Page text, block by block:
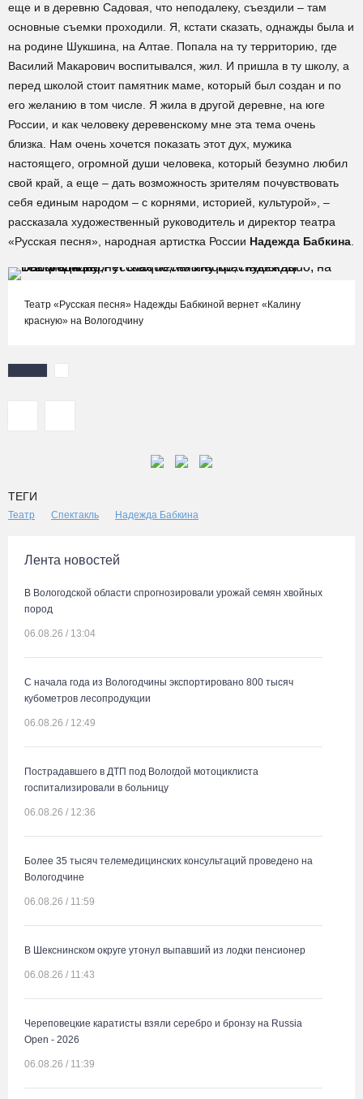
еще и в деревню Садовая, что неподалеку, съездили – там
основные съемки проходили. Я, кстати сказать, однажды была и
на родине Шукшина, на Алтае. Попала на ту территорию, где
Василий Макарович воспитывался, жил. И пришла в ту школу, а
перед школой стоит памятник маме, который был создан и по
его желанию в том числе. Я жила в другой деревне, на юге
России, и как человеку деревенскому мне эта тема очень
близка. Нам очень хочется показать этот дух, мужика
настоящего, огромной души человека, который безумно любил
свой край, а еще – дать возможность зрителям почувствовать
себя единым народом – с корнями, историей, культурой», –
рассказала художественный руководитель и директор театра
«Русская песня», народная артистка России Надежда Бабкина
Театр «Русская песня» Надежды Бабкиной вернет «Калину
красную» на Вологодчину
ТЕГИ
Театр Спектакль Надежда Бабкина
Лента новостей
В Вологодской области спрогнозировали урожай семян хвойных
пород
06.08.26 / 13:04
С начала года из Вологодчины экспортировано 800 тысяч
кубометров лесопродукции
06.08.26 / 12:49
Пострадавшего в ДТП под Вологдой мотоциклиста
госпитализировали в больницу
06.08.26 / 12:36
Более 35 тысяч телемедицинских консультаций проведено на
Вологодчине
06.08.26 / 11:59
В Шекснинском округе утонул выпавший из лодки пенсионер
06.08.26 / 11:43
Череповецкие каратисты взяли серебро и бронзу на Russia
Open - 2026
06.08.26 / 11:39